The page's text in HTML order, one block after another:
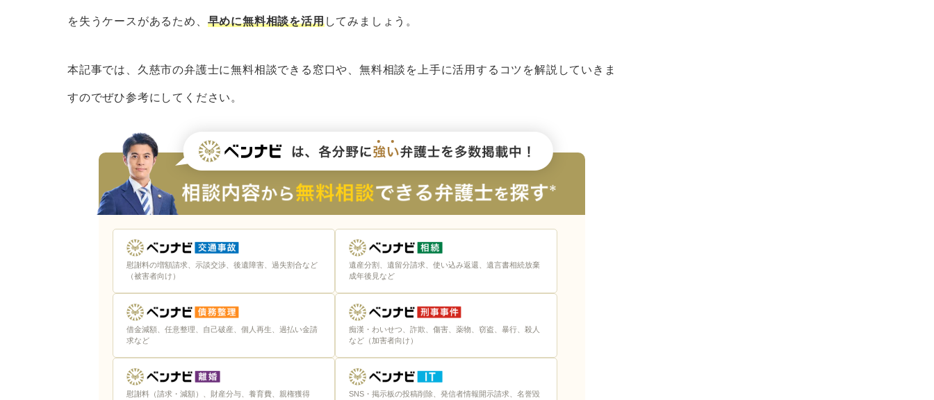
解決したい分野に注力している弁護士を選ぶ
来所不要の弁護士を選ぶ
依頼者の意向を尊重してくれる弁護士を選ぶ
を失うケースがあるため、 早めに無料相談を活用してみましょう。
本記事では、久慈市の弁護士に無料相談できる窓口や、無料相談を上手に活用するコツを解説していきま
すのでぜひ参考にしてください。
慰謝料の増額請求、示談交渉、後遺障害、過失割合など
（被害者向け）
遺産分割、遺留分請求、使い込み返還、遺言書相続放棄
成年後見など
借金減額、任意整理、自己破産、個人再生、過払い金請
求など
痴漢・わいせつ、詐欺、傷害、薬物、窃盗、暴行、殺人
など（加害者向け）
慰謝料（請求・減額）、財産分与、養育費、親権獲得
SNS・掲示板の投稿削除、発信者情報開示請求、名誉毀